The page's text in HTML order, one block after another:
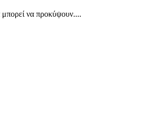
μπορεί να προκύψουν....